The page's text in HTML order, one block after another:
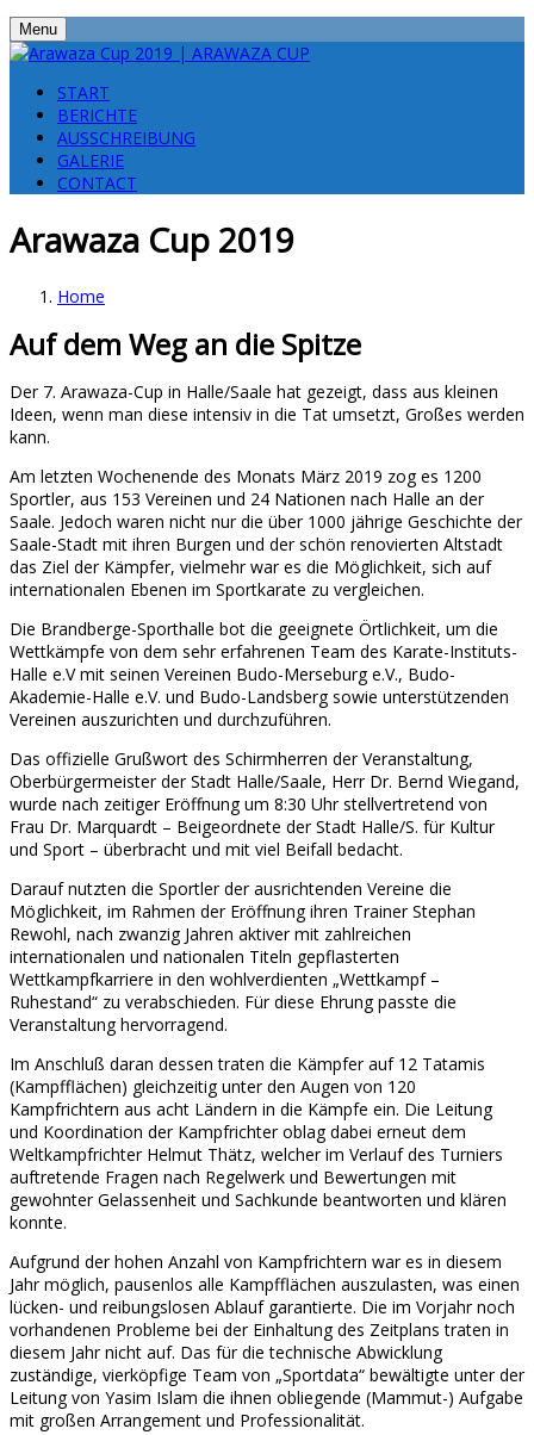
Menu
START
BERICHTE
AUSSCHREIBUNG
GALERIE
CONTACT
Arawaza Cup 2019
Home
Auf dem Weg an die Spitze
Der 7. Arawaza-Cup in Halle/Saale hat gezeigt, dass aus kleinen
Ideen, wenn man diese intensiv in die Tat umsetzt, Großes werden
kann.
Am letzten Wochenende des Monats März 2019 zog es 1200
Sportler, aus 153 Vereinen und 24 Nationen nach Halle an der
Saale. Jedoch waren nicht nur die über 1000 jährige Geschichte der
Saale-Stadt mit ihren Burgen und der schön renovierten Altstadt
das Ziel der Kämpfer, vielmehr war es die Möglichkeit, sich auf
internationalen Ebenen im Sportkarate zu vergleichen.
Die Brandberge-Sporthalle bot die geeignete Örtlichkeit, um die
Wettkämpfe von dem sehr erfahrenen Team des Karate-Instituts-
Halle e.V mit seinen Vereinen Budo-Merseburg e.V., Budo-
Akademie-Halle e.V. und Budo-Landsberg sowie unterstützenden
Vereinen auszurichten und durchzuführen.
Das offizielle Grußwort des Schirmherren der Veranstaltung,
Oberbürgermeister der Stadt Halle/Saale, Herr Dr. Bernd Wiegand,
wurde nach zeitiger Eröffnung um 8:30 Uhr stellvertretend von
Frau Dr. Marquardt – Beigeordnete der Stadt Halle/S. für Kultur
und Sport – überbracht und mit viel Beifall bedacht.
Darauf nutzten die Sportler der ausrichtenden Vereine die
Möglichkeit, im Rahmen der Eröffnung ihren Trainer Stephan
Rewohl, nach zwanzig Jahren aktiver mit zahlreichen
internationalen und nationalen Titeln gepflasterten
Wettkampfkarriere in den wohlverdienten „Wettkampf –
Ruhestand“ zu verabschieden. Für diese Ehrung passte die
Veranstaltung hervorragend.
Im Anschluß daran dessen traten die Kämpfer auf 12 Tatamis
(Kampfflächen) gleichzeitig unter den Augen von 120
Kampfrichtern aus acht Ländern in die Kämpfe ein. Die Leitung
und Koordination der Kampfrichter oblag dabei erneut dem
Weltkampfrichter Helmut Thätz, welcher im Verlauf des Turniers
auftretende Fragen nach Regelwerk und Bewertungen mit
gewohnter Gelassenheit und Sachkunde beantworten und klären
konnte.
Aufgrund der hohen Anzahl von Kampfrichtern war es in diesem
Jahr möglich, pausenlos alle Kampfflächen auszulasten, was einen
lücken- und reibungslosen Ablauf garantierte. Die im Vorjahr noch
vorhandenen Probleme bei der Einhaltung des Zeitplans traten in
diesem Jahr nicht auf. Das für die technische Abwicklung
zuständige, vierköpfige Team von „Sportdata“ bewältigte unter der
Leitung von Yasim Islam die ihnen obliegende (Mammut-) Aufgabe
mit großen Arrangement und Professionalität.